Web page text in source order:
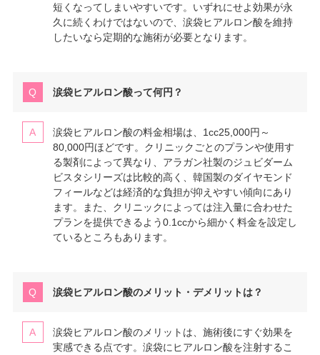
短くなってしまいやすいです。いずれにせよ効果が永
久に続くわけではないので、涙袋ヒアルロン酸を維持
したいなら定期的な施術が必要となります。
涙袋ヒアルロン酸って何円？
涙袋ヒアルロン酸の料金相場は、1cc25,000円～
80,000円ほどです。クリニックごとのプランや使用す
る製剤によって異なり、アラガン社製のジュビダーム
ビスタシリーズは比較的高く、韓国製のダイヤモンド
フィールなどは経済的な負担が抑えやすい傾向にあり
ます。また、クリニックによっては注入量に合わせた
プランを提供できるよう0.1ccから細かく料金を設定し
ているところもあります。
涙袋ヒアルロン酸のメリット・デメリットは？
涙袋ヒアルロン酸のメリットは、施術後にすぐ効果を
実感できる点です。涙袋にヒアルロン酸を注射するこ